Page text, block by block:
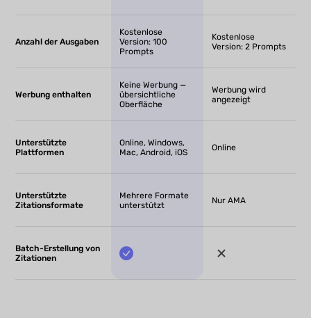
Anzahl der Ausgaben
Kostenlose
Version: 100
Prompts
Kostenlose
Version: 2 Prompts
Werbung enthalten
Keine Werbung —
übersichtliche
Oberfläche
Werbung wird
angezeigt
Unterstützte
Plattformen
Online, Windows,
Mac, Android, iOS
Online
Unterstützte
Zitationsformate
Mehrere Formate
unterstützt
Nur AMA
Batch-Erstellung von
Zitationen